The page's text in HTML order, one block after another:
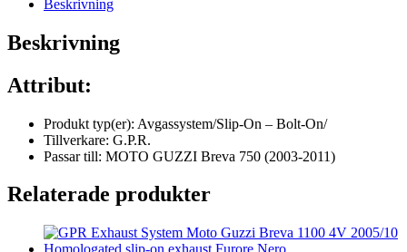
Beskrivning
Beskrivning
Attribut:
Produkt typ(er): Avgassystem/Slip-On – Bolt-On/
Tillverkare: G.P.R.
Passar till: MOTO GUZZI Breva 750 (2003-2011)
Relaterade produkter